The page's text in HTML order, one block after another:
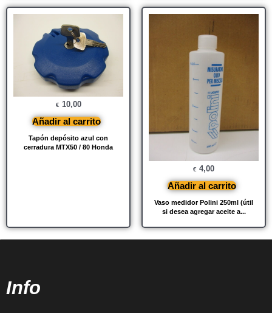
Tapón depósito azul con
cerradura MTX50 / 80 Honda
€ 10,00
Añadir al carrito
Vaso medidor Polini 250ml (útil
si desea agregar aceite a...
€ 4,00
Añadir al carrito
Info